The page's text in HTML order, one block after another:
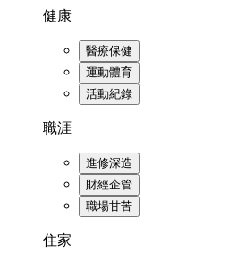
健康
醫療保健
運動體育
活動紀錄
職涯
進修深造
財經企管
職場甘苦
住家